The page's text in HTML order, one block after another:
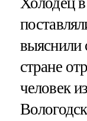
выяснили
стране
человек